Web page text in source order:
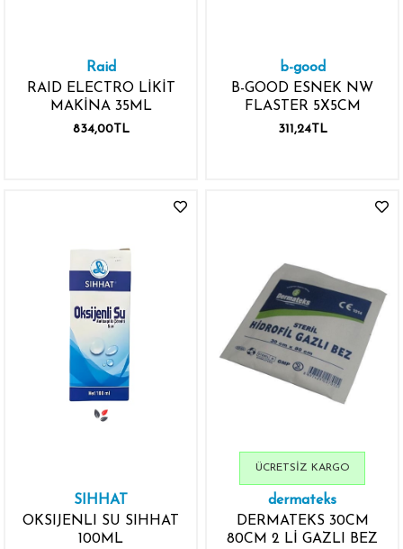
Raid
RAID ELECTRO LİKİT
MAKİNA 35ML
834,00TL
b-good
B-GOOD ESNEK NW
FLASTER 5X5CM
311,24TL
SIHHAT
OKSIJENLI SU SIHHAT
100ML
dermateks
DERMATEKS 30CM
80CM 2 Lİ GAZLI BEZ
ÜCRETSIZ KARGO